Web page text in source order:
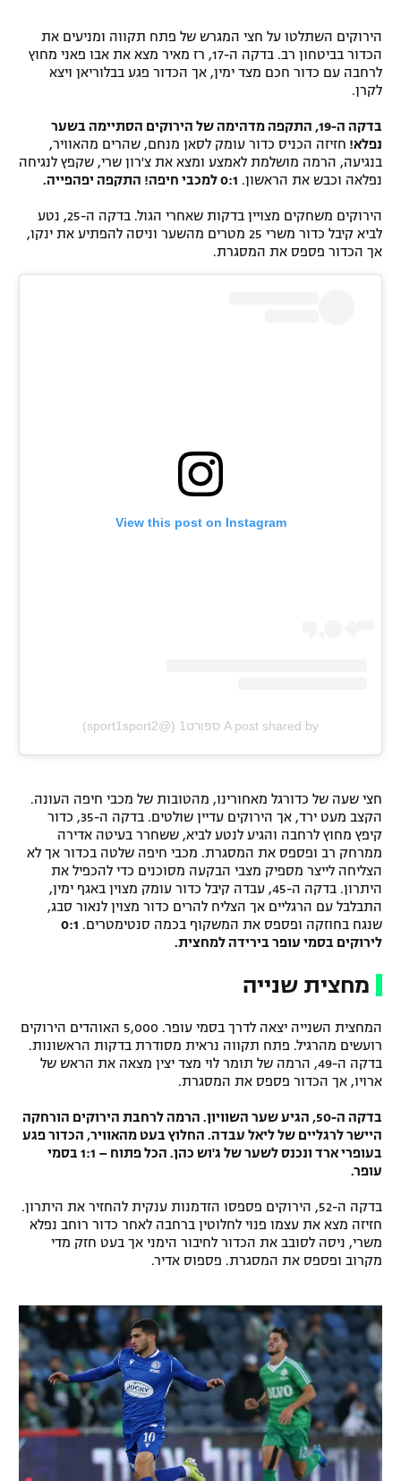
הירוקים השתלטו על חצי המגרש של פתח תקווה ומניעים את
הכדור בביטחון רב. בדקה ה-17, רז מאיר מצא את אבו פאני מחוץ
לרחבה עם כדור חכם מצד ימין, אך הכדור פגע בבלוריאן ויצא
לקרן.
בדקה ה-19, התקפה מדהימה של הירוקים הסתיימה בשער
נפלא! חזיזה הכניס כדור עומק לסאן מנחם, שהרים מהאוויר,
בנגיעה, הרמה מושלמת לאמצע ומצא את צ'רון שרי, שקפץ לנגיחה
נפלאה וכבש את הראשון. 0:1 למכבי חיפה! התקפה יפהפייה.
הירוקים משחקים מצויין בדקות שאחרי הגול. בדקה ה-25, נטע
לביא קיבל כדור משרי 25 מטרים מהשער וניסה להפתיע את ינקו,
אך הכדור פספס את המסגרת.
View this post on Instagram
A post shared by ספורט1 (@sport1sport2)
חצי שעה של כדורגל מאחורינו, מהטובות של מכבי חיפה העונה.
הקצב מעט ירד, אך הירוקים עדיין שולטים. בדקה ה-35, כדור
קיפץ מחוץ לרחבה והגיע לנטע לביא, ששחרר בעיטה אדירה
ממרחק רב ופספס את המסגרת. מכבי חיפה שלטה בכדור אך לא
הצליחה לייצר מספיק מצבי הבקעה מסוכנים כדי להכפיל את
היתרון. בדקה ה-45, עבדה קיבל כדור עומק מצוין באגף ימין,
התבלבל עם הרגליים אך הצליח להרים כדור מצוין לנאור סבג,
שנגח בחוזקה ופספס את המשקוף בכמה סנטימטרים. 0:1
לירוקים בסמי עופר בירידה למחצית.
מחצית שנייה
המחצית השנייה יצאה לדרך בסמי עופר. 5,000 האוהדים הירוקים
רועשים מהרגיל. פתח תקווה נראית מסודרת בדקות הראשונות.
בדקה ה-49, הרמה של תומר לוי מצד יצין מצאה את הראש של
ארויו, אך הכדור פספס את המסגרת.
בדקה ה-50, הגיע שער השוויון. הרמה לרחבת הירוקים הורחקה
היישר לרגליים של ליאל עבדה. החלוץ בעט מהאוויר, הכדור פגע
בעופרי ארד ונכנס לשער של ג'וש כהן. הכל פתוח – 1:1 בסמי
עופר.
בדקה ה-52, הירוקים פספסו הזדמנות ענקית להחזיר את היתרון.
חזיזה מצא את עצמו פנוי לחלוטין ברחבה לאחר כדור רוחב נפלא
משרי, ניסה לסובב את הכדור לחיבור הימני אך בעט חזק מדי
מקרוב ופספס את המסגרת. פספוס אדיר.